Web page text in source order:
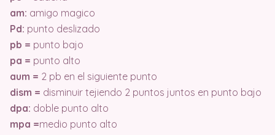
am: amigo magico
Pd: punto deslizado
pb = punto bajo
pa = punto alto
aum = 2 pb en el siguiente punto
dism = disminuir tejiendo 2 puntos juntos en punto bajo
dpa: doble punto alto
mpa =medio punto alto